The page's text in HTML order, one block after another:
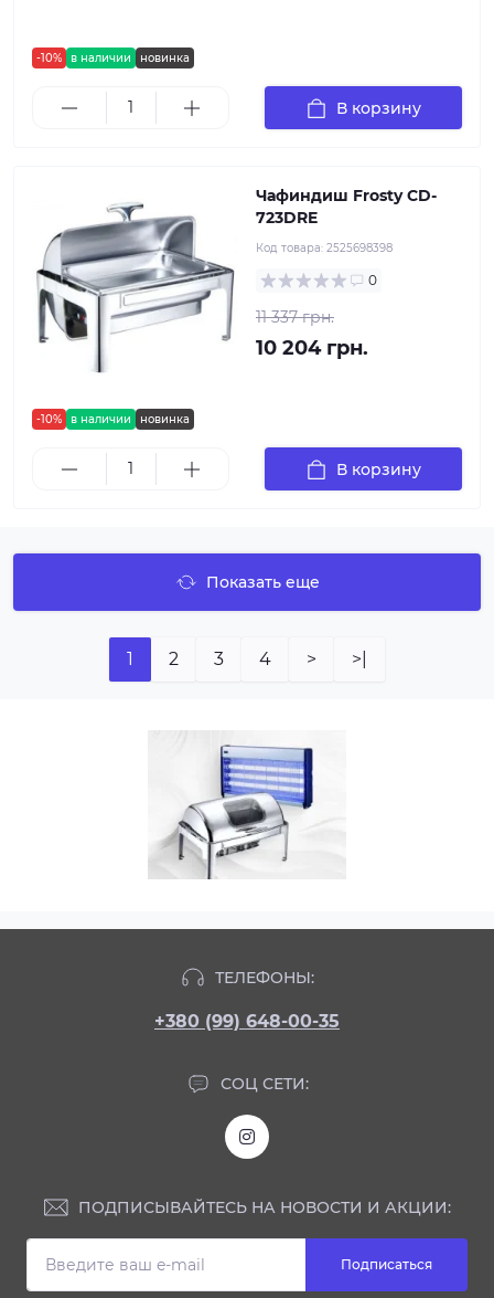
-10% в наличии новинка
В корзину
-10% в наличии новинка
Чафиндиш Frosty CD-
723DRE
Код товара: 2525698398
0
11 337 грн.
10 204 грн.
В корзину
Показать еще
1 2 3 4 > >|
ТЕЛЕФОНЫ:
+380 (99) 648-00-35
СОЦ СЕТИ:
ПОДПИСЫВАЙТЕСЬ НА НОВОСТИ И АКЦИИ:
Подписаться